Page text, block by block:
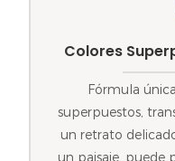
Colores
Fórmula
superpuestos,
un retrato
un paisaje, puede